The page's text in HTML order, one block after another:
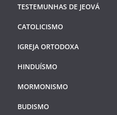
TESTEMUNHAS DE JEOVÁ
CATOLICISMO
IGREJA ORTODOXA
HINDUÍSMO
MORMONISMO
BUDISMO